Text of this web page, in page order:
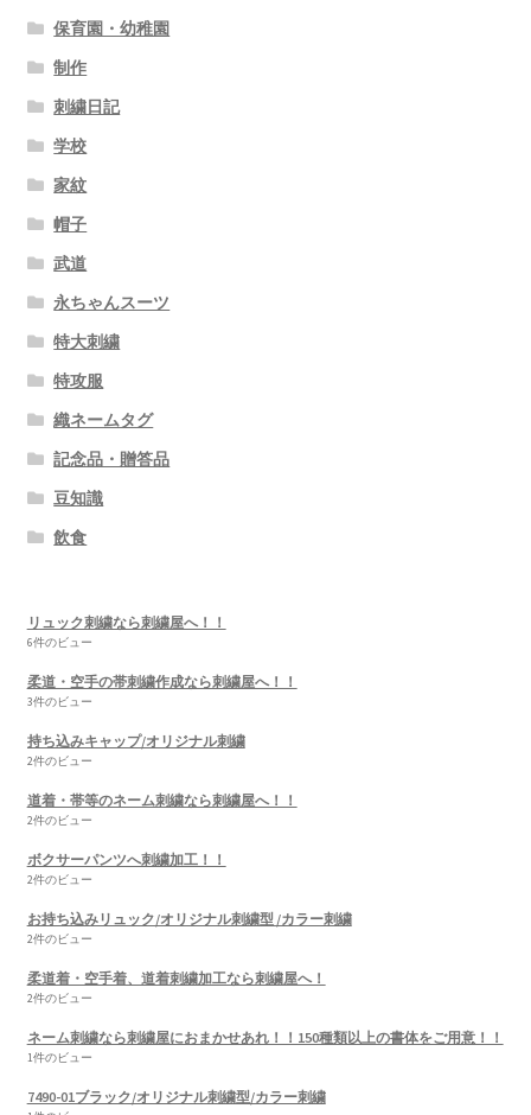
保育園・幼稚園
制作
刺繍日記
学校
家紋
帽子
武道
永ちゃんスーツ
特大刺繍
特攻服
織ネームタグ
記念品・贈答品
豆知識
飲食
リュック刺繍なら刺繍屋へ！！
6件のビュー
柔道・空手の帯刺繍作成なら刺繍屋へ！！
3件のビュー
持ち込みキャップ/オリジナル刺繍
2件のビュー
道着・帯等のネーム刺繍なら刺繍屋へ！！
2件のビュー
ボクサーパンツへ刺繍加工！！
2件のビュー
お持ち込みリュック/オリジナル刺繍型 /カラー刺繍
2件のビュー
柔道着・空手着、道着刺繍加工なら刺繍屋へ！
2件のビュー
ネーム刺繍なら刺繍屋におまかせあれ！！150種類以上の書体をご用意！！
1件のビュー
7490-01ブラック/オリジナル刺繍型/カラー刺繍